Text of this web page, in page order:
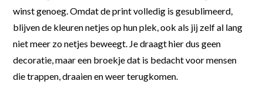
winst genoeg. Omdat de print volledig is gesublimeerd,
blijven de kleuren netjes op hun plek, ook als jij zelf al lang
niet meer zo netjes beweegt. Je draagt hier dus geen
decoratie, maar een broekje dat is bedacht voor mensen
die trappen, draaien en weer terugkomen.